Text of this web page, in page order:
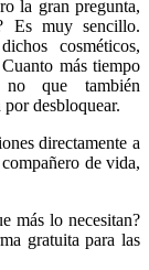
la gran pregunta,
Es muy sencillo.
cosméticos,
más tiempo
que también
desbloquear.
directamente a
de vida,
más lo necesitan?
gratuita para las